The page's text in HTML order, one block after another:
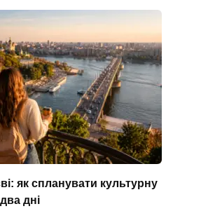
як спланувати культурну
дні